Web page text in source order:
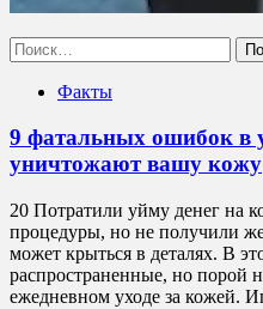
Найти:
Факты
9 фатальных ошибок в
уничтожают вашу кожу
20 Потратили уйму денег на
процедуры, но не получили
может крыться в деталях. В
распространенные, но порой
ежедневном уходе за кожей.